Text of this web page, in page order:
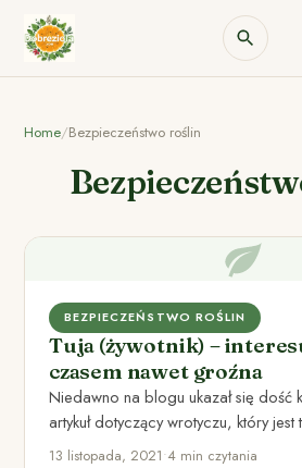
Home/Bezpieczeństwo roślin
BEZPIECZEŃSTWO ROŚLIN
Tuja (żywotnik) –
czasem nawet groźna
Niedawno na blogu ukazał się dość
artykuł dotyczący wrotyczu, który
na wysoką zawartość…
13 listopada, 2021•4 min czytania